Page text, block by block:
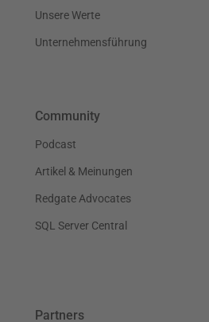
Unsere Werte
Unternehmensführung
Community
Podcast
Artikel & Meinungen
Redgate Advocates
SQL Server Central
Partners